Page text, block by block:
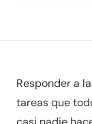
Responder a
tareas que